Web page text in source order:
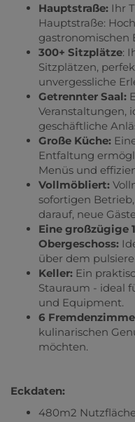
Hauptstraße: Ihr
Hauptstraße:
gastronomischen
300+ Sitzplätze:
Sitzplätzen,
unvergessliche
Getrennter Saal:
Veranstaltungen,
geschäftliche
Große Küche:
Entfaltung
Menüs und
Vollmöbliert:
sofortigen
darauf, neue
Eine großzügige
Obergeschoss:
über dem
Keller: Ein
Stauraum - ideal
und Equipment.
6
kulinarischen
möchten.
Eckdaten:
480m2